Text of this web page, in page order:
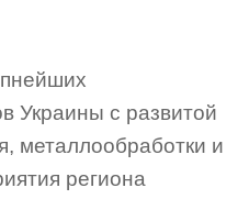
Украины с развитой
металлообработки и
региона